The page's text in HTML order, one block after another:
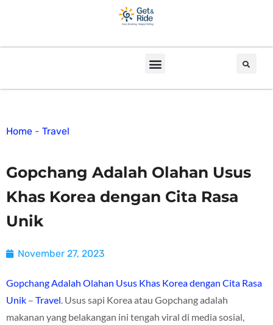
Home - Travel
Gopchang Adalah Olahan Usus
Khas Korea dengan Cita Rasa
Unik
November 27, 2023
Gopchang Adalah Olahan Usus Khas Korea dengan Cita Rasa
Unik – Travel. Usus sapi Korea atau Gopchang adalah
makanan yang belakangan ini tengah viral di media sosial,